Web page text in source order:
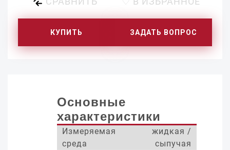
КУПИТЬ ЗАДАТЬ ВОПРОС
Основные
характеристики
Измеряемая
среда
жидкая /
сыпучая